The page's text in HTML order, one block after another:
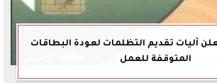
آليات تقديم التظلمات لعودة البطاقات
المتوقفة للعمل